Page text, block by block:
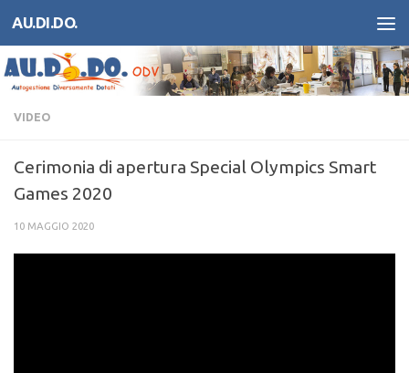
Salta al contenuto
AU.DI.DO.
VIDEO
Cerimonia di apertura Special Olympics Smart
Games 2020
10 MAGGIO 2020